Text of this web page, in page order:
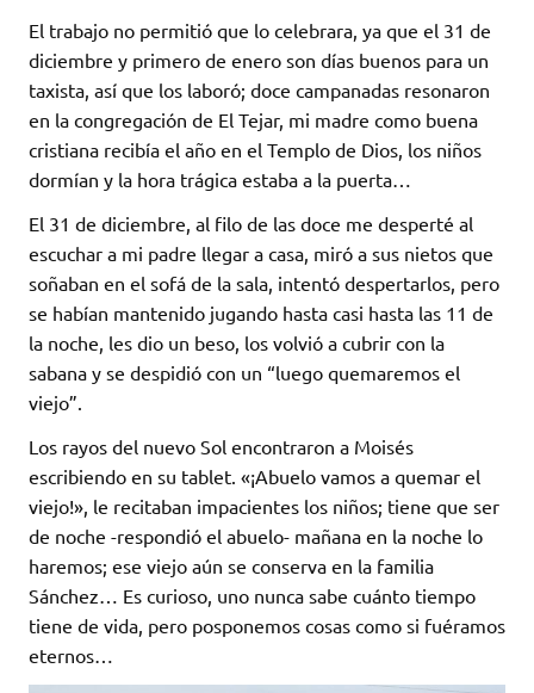
El trabajo no permitió que lo celebrara, ya que el 31 de
diciembre y primero de enero son días buenos para un
taxista, así que los laboró; doce campanadas resonaron
en la congregación de El Tejar, mi madre como buena
cristiana recibía el año en el Templo de Dios, los niños
dormían y la hora trágica estaba a la puerta…
El 31 de diciembre, al filo de las doce me desperté al
escuchar a mi padre llegar a casa, miró a sus nietos que
soñaban en el sofá de la sala, intentó despertarlos, pero
se habían mantenido jugando hasta casi hasta las 11 de
la noche, les dio un beso, los volvió a cubrir con la
sabana y se despidió con un “luego quemaremos el
viejo”.
Los rayos del nuevo Sol encontraron a Moisés
escribiendo en su tablet. «¡Abuelo vamos a quemar el
viejo!», le recitaban impacientes los niños; tiene que ser
de noche -respondió el abuelo- mañana en la noche lo
haremos; ese viejo aún se conserva en la familia
Sánchez… Es curioso, uno nunca sabe cuánto tiempo
tiene de vida, pero posponemos cosas como si fuéramos
eternos…